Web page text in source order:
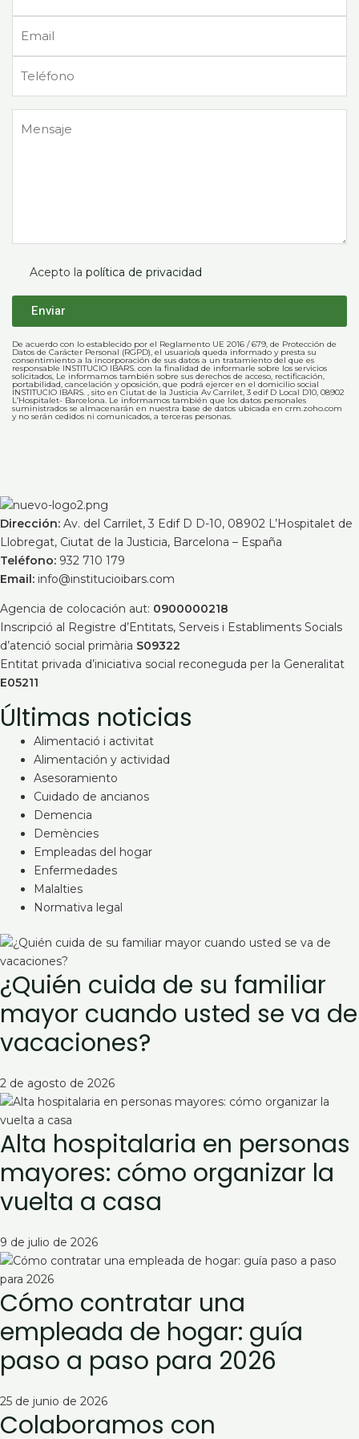
Acepto la política de privacidad
De acuerdo con lo establecido por el Reglamento UE 2016 / 679, de Protección de
Datos de Carácter Personal (RGPD), el usuario/a queda informado y presta su
consentimiento a la incorporación de sus datos a un tratamiento del que es
responsable INSTITUCIO IBARS. con la finalidad de informarle sobre los servicios
solicitados, Le informamos también sobre sus derechos de acceso, rectificación,
portabilidad, cancelación y oposición, que podrá ejercer en el domicilio social
INSTITUCIO IBARS. , sito en Ciutat de la Justicia Av Carrilet, 3 edif D Local D10, 08902
L’Hospitalet- Barcelona. Le informamos también que los datos personales
suministrados se almacenarán en nuestra base de datos ubicada en crm.zoho.com
y no serán cedidos ni comunicados, a terceras personas.
Dirección: Av. del Carrilet, 3 Edif D D-10, 08902 L’Hospitalet de
Llobregat, Ciutat de la Justicia, Barcelona – España
Teléfono: 932 710 179
Email: info@institucioibars.com
Agencia de colocación aut: 0900000218
Inscripció al Registre d’Entitats, Serveis i Establiments Socials
d’atenció social primària S09322
Entitat privada d’iniciativa social reconeguda per la Generalitat
E05211
Últimas noticias
Alimentació i activitat
Alimentación y actividad
Asesoramiento
Cuidado de ancianos
Demencia
Demències
Empleadas del hogar
Enfermedades
Malalties
Normativa legal
¿Quién cuida de su familiar
mayor cuando usted se va de
vacaciones?
2 de agosto de 2026
Alta hospitalaria en personas
mayores: cómo organizar la
vuelta a casa
9 de julio de 2026
Cómo contratar una
empleada de hogar: guía
paso a paso para 2026
25 de junio de 2026
Colaboramos con